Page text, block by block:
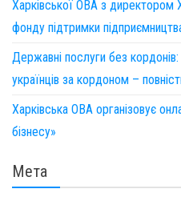
Харківської ОВА з директором
фонду підтримки
Державні послуги без
українців за кордоном –
Харківська ОВА організовує
бізнесу»
Мета